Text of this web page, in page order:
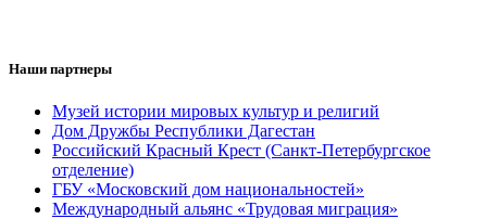
Наши партнеры
Музей истории мировых культур и религий
Дом Дружбы Республики Дагестан
Российский Красный Крест (Санкт-Петербургское
отделение)
ГБУ «Московский дом национальностей»
Международный альянс «Трудовая миграция»